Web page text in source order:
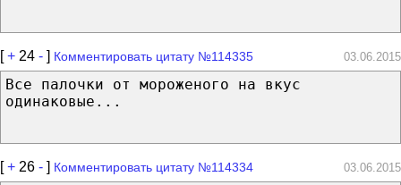
[+ 24 - ] Комментировать цитату №114335 03.06.2015
Все палочки от мороженого на вкус
одинаковые...
[+ 26 - ] Комментировать цитату №114334 03.06.2015